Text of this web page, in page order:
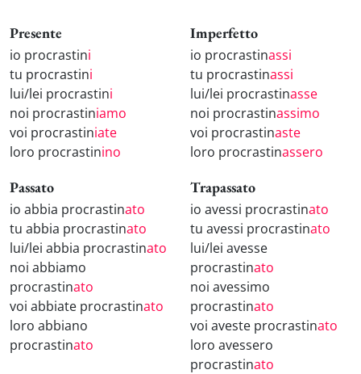
Presente
io procrastini
tu procrastini
lui/lei procrastini
noi procrastiniamo
voi procrastiniate
loro procrastinino
Imperfetto
io procrastinassi
tu procrastinassi
lui/lei procrastinasse
noi procrastinassimo
voi procrastinaste
loro procrastinassero
Passato
io abbia procrastinato
tu abbia procrastinato
lui/lei abbia procrastinato
noi abbiamo
procrastinato
voi abbiate procrastinato
loro abbiano
procrastinato
Trapassato
io avessi procrastinato
tu avessi procrastinato
lui/lei avesse
procrastinato
noi avessimo
procrastinato
voi aveste procrastinato
loro avessero
procrastinato